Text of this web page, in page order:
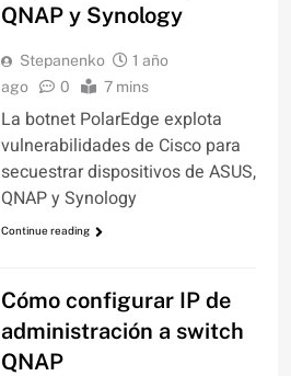
QNAP y Synology
Stepanenko
1 año
ago
0 7 mins
La botnet PolarEdge explota
vulnerabilidades de Cisco para
secuestrar dispositivos de ASUS,
QNAP y Synology
Continue reading
Cómo configurar IP de
administración a switch
QNAP